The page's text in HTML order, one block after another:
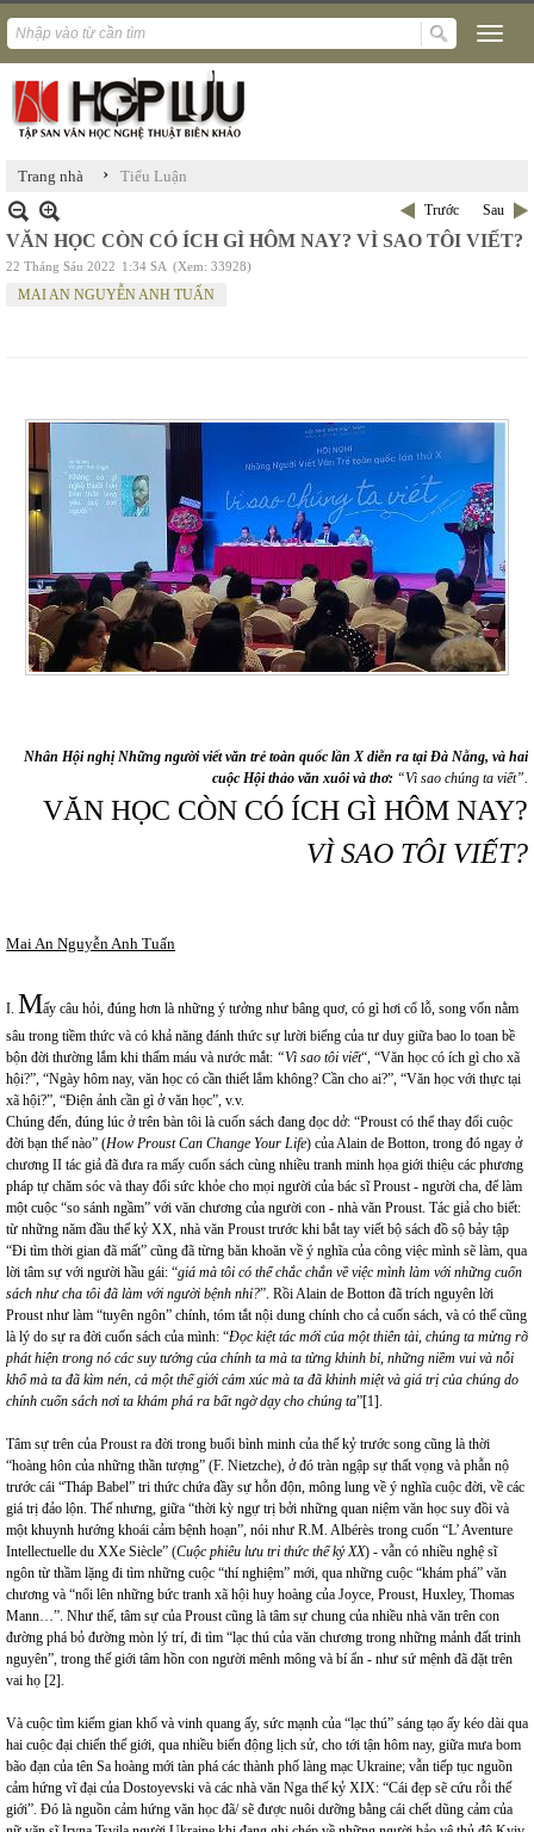
Trang nhà › Tiểu Luận
Trước Sau
VĂN HỌC CÒN CÓ ÍCH GÌ HÔM NAY? VÌ SAO TÔI VIẾT?
22 Tháng Sáu 2022 1:34 SA (Xem: 33928)
MAI AN NGUYỄN ANH TUẤN
Nhân Hội nghị Những người viết văn trẻ toàn quốc lần X diễn ra tại Đà Nẵng, và hai
cuộc Hội thảo văn xuôi và thơ: “Vì sao chúng ta viết”.
VĂN HỌC CÒN CÓ ÍCH GÌ HÔM NAY?
VÌ SAO TÔI VIẾT?
Mai An Nguyễn Anh Tuấn
I. Mấy câu hỏi, đúng hơn là những ý tưởng như bâng quơ, có gì hơi cổ lỗ, song vốn nằm
sâu trong tiềm thức và có khả năng đánh thức sự lười biếng của tư duy giữa bao lo toan bề
bộn đời thường lắm khi thấm máu và nước mắt: “Vì sao tôi viết“, “Văn học có ích gì cho xã
hội?”, “Ngày hôm nay, văn học có cần thiết lắm không? Cần cho ai?”, “Văn học với thực tại
xã hội?”, “Điện ảnh cần gì ở văn học”, v.v.
Chúng đến, đúng lúc ở trên bàn tôi là cuốn sách đang đọc dở: “Proust có thể thay đổi cuộc
đời bạn thế nào” (How Proust Can Change Your Life) của Alain de Botton, trong đó ngay ở
chương II tác giả đã đưa ra mấy cuốn sách cùng nhiều tranh minh họa giới thiệu các phương
pháp tự chăm sóc và thay đổi sức khỏe cho mọi người của bác sĩ Proust - người cha, để làm
một cuộc “so sánh ngầm” với văn chương của người con - nhà văn Proust. Tác giả cho biết:
từ những năm đầu thế kỷ XX, nhà văn Proust trước khi bắt tay viết bộ sách đồ sộ bảy tập
“Đi tìm thời gian đã mất” cũng đã từng băn khoăn về ý nghĩa của công việc mình sẽ làm, qua
lời tâm sự với người hầu gái: “giá mà tôi có thể chắc chắn về việc mình làm với những cuốn
sách như cha tôi đã làm với người bệnh nhỉ?”. Rồi Alain de Botton đã trích nguyên lời
Proust như làm “tuyên ngôn” chính, tóm tắt nội dung chính cho cả cuốn sách, và có thể cũng
là lý do sự ra đời cuốn sách của mình: “Đọc kiệt tác mới của một thiên tài, chúng ta mừng rỡ
phát hiện trong nó các suy tưởng của chính ta mà ta từng khinh bỉ, những niềm vui và nỗi
khổ mà ta đã kìm nén, cả một thế giới cảm xúc mà ta đã khinh miệt và giá trị của chúng do
chính cuốn sách nơi ta khám phá ra bất ngờ dạy cho chúng ta”[1].
Tâm sự trên của Proust ra đời trong buổi bình minh của thế kỷ trước song cũng là thời
“hoàng hôn của những thần tượng” (F. Nietzche), ở đó tràn ngập sự thất vọng và phẫn nộ
trước cái “Tháp Babel” tri thức chứa đầy sự hỗn độn, mông lung về ý nghĩa cuộc đời, về các
giá trị đảo lộn. Thế nhưng, giữa “thời kỳ ngự trị bởi những quan niệm văn học suy đồi và
một khuynh hướng khoái cảm bệnh hoạn”, nói như R.M. Albérès trong cuốn “L’ Aventure
Intellectuelle du XXe Siècle” (Cuộc phiêu lưu tri thức thế kỷ XX) - vẫn có nhiều nghệ sĩ
ngôn từ thầm lặng đi tìm những cuộc “thí nghiệm” mới, qua những cuộc “khám phá” văn
chương và “nổi lên những bức tranh xã hội huy hoàng của Joyce, Proust, Huxley, Thomas
Mann…”. Như thế, tâm sự của Proust cũng là tâm sự chung của nhiều nhà văn trên con
đường phá bỏ đường mòn lý trí, đi tìm “lạc thú của văn chương trong những mảnh đất trinh
nguyên”, trong thế giới tâm hồn con người mênh mông và bí ẩn - như sứ mệnh đã đặt trên
vai họ [2].
Và cuộc tìm kiếm gian khổ và vinh quang ấy, sức mạnh của “lạc thú” sáng tạo ấy kéo dài qua
hai cuộc đại chiến thế giới, qua nhiều biến động lịch sử, cho tới tận hôm nay, giữa mưa bom
bão đạn của tên Sa hoàng mới tàn phá các thành phố làng mạc Ukraine; vẫn tiếp tục nguồn
cảm hứng vĩ đại của Dostoyevski và các nhà văn Nga thế kỷ XIX: “Cái đẹp sẽ cứu rỗi thế
giới”. Đó là nguồn cảm hứng văn học đã/ sẽ được nuôi dưỡng bằng cái chết dũng cảm của